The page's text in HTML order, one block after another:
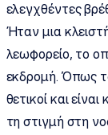
ελεγχθέντες
Ήταν μια
λεωφορείο, το
εκδρομή. Όπως
θετικοί και
τη στιγμή στη